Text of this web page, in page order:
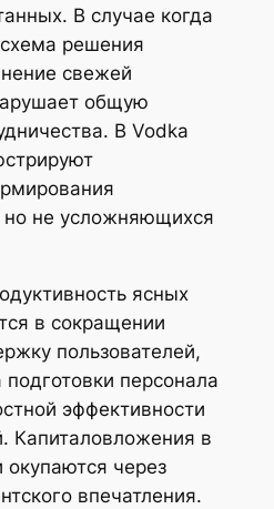
В случае когда
решения
свежей
общую
В Vodka
не усложняющихся
ясных
в сокращении
пользователей,
персонала
эффективности
Капиталовложения в
окупаются через
впечатления.